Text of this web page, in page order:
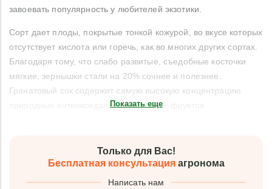
завоевать популярность у любителей экзотики.
Сорт дает плоды, покрытые тонкой кожурой, во вкусе которых
отсутствует кислота или горечь, как во многих других сортах.
Благодаря тому, что слабо развитые, съедобные косточки
мягкие, зернышки стали на 20% сочнее и полезнее.
Гранатовый сок содержит самую высокую концентрацию
природных антиоксидантов среди всех фруктов.
Показать еще
Только для Вас!
Бесплатная консультацияагронома
Написать нам